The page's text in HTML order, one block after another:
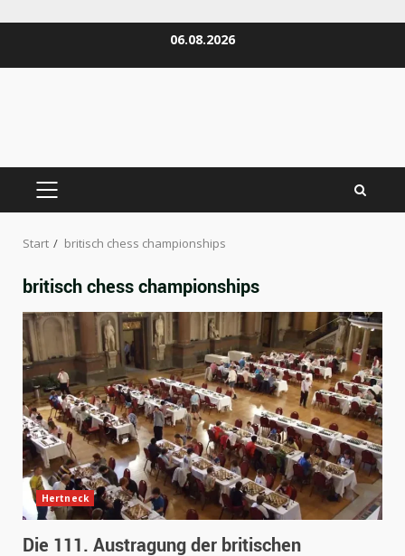
06.08.2026
PRIMÄRES
Start britisch chess championships
britisch chess championships
Hertneck
Die 111. Austragung der britischen